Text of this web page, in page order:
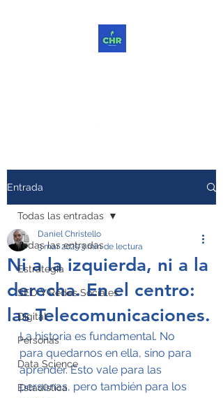
Entrada
Todas las entradas
Estrategia
SEO Y Redes Sociales
Digital
Personas
Data Science
Estadística
Todas las entradas
Ni a la izquierda, ni a la
derecha. En el centro:
las Telecomunicaciones.
Daniel Christello
3 mar 20253 min de lectura
La historia es fundamental. No
para quedarnos en ella, sino para
aprender. Esto vale para las
personas, pero también para los